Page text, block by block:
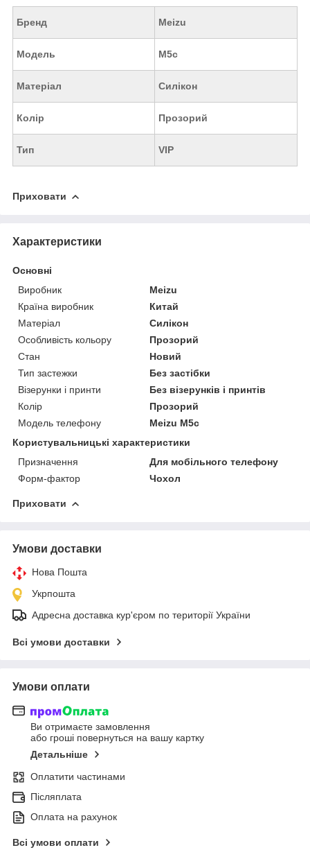
Бренд Meizu
Модель M5c
Матеріал Силікон
Колір Прозорий
Тип VIP
Приховати
Характеристики
Основні
Виробник
Meizu
Країна виробник
Китай
Матеріал
Силікон
Особливість кольору
Прозорий
Стан
Новий
Тип застежки
Без застібки
Візерунки і принти
Без візерунків і принтів
Колір
Прозорий
Модель телефону
Meizu M5c
Користувальницькі характеристики
Призначення
Для мобільного телефону
Форм-фактор
Чохол
Приховати
Умови доставки
Нова Пошта
Укрпошта
Адресна доставка кур'єром по території України
Всі умови доставки
Умови оплати
Ви отримаєте замовлення
або гроші повернуться на вашу картку
Детальніше
Оплатити частинами
Післяплата
Оплата на рахунок
Всі умови оплати